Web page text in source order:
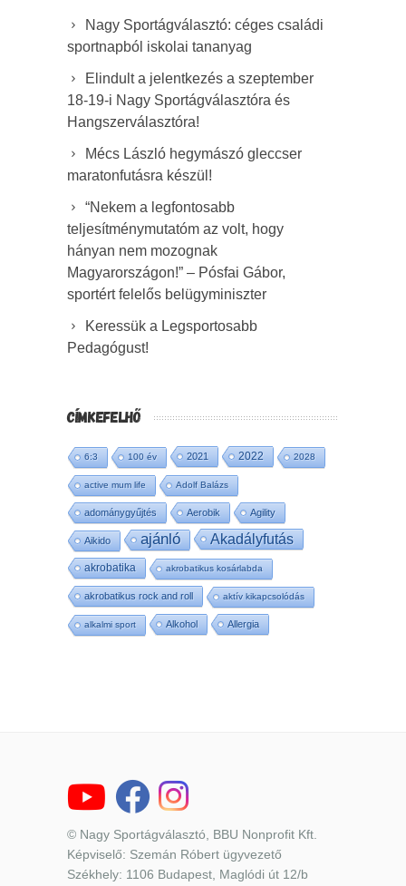
Nagy Sportágválasztó: céges családi
sportnapból iskolai tananyag
Elindult a jelentkezés a szeptember
18-19-i Nagy Sportágválasztóra és
Hangszerválasztóra!
Mécs László hegymászó gleccser
maratonfutásra készül!
“Nekem a legfontosabb
teljesítménymutatóm az volt, hogy
hányan nem mozognak
Magyarországon!” – Pósfai Gábor,
sportért felelős belügyminiszter
Keressük a Legsportosabb
Pedagógust!
CÍMKEFELHŐ
6:3 100 év 2021 2022 2028
active mum life Adolf Balázs
adománygyűjtés Aerobik Agility
Aikido ajánló Akadályfutás
akrobatika akrobatikus kosárlabda
akrobatikus rock and roll aktív kikapcsolódás
alkalmi sport Alkohol Allergia
© Nagy Sportágválasztó, BBU Nonprofit Kft.
Képviselő: Szemán Róbert ügyvezető
Székhely: 1106 Budapest, Maglódi út 12/b